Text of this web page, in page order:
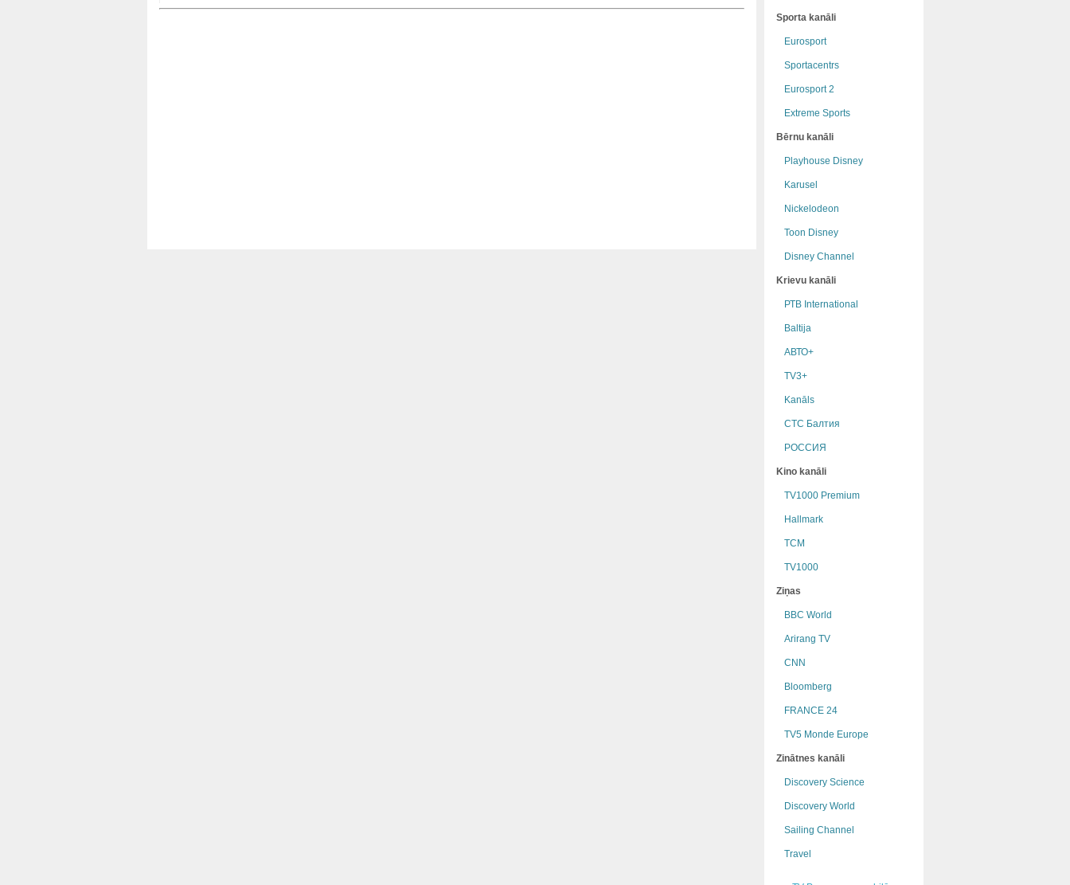
Sporta kanāli
Eurosport
Sportacentrs
Eurosport 2
Extreme Sports
Bērnu kanāli
Playhouse Disney
Karusel
Nickelodeon
Toon Disney
Disney Channel
Krievu kanāli
РТB International
Baltija
АВТО+
TV3+
Kanāls
СТС Балтия
РОССИЯ
Kino kanāli
TV1000 Premium
Hallmark
TCM
TV1000
Ziņas
BBC World
Arirang TV
CNN
Bloomberg
FRANCE 24
TV5 Monde Europe
Zinātnes kanāli
Discovery Science
Discovery World
Sailing Channel
Travel